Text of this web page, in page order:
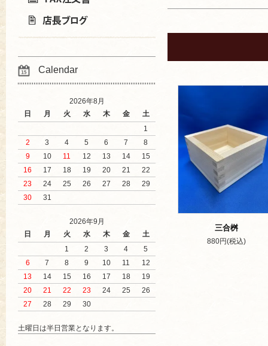
三合桝
880円(税込)
Calendar
2026年8月
日
月 火 水 木 金
土
1
2
3 4 5 6 7
8
9
10 11 12 13 14
15
16
17 18 19 20 21
22
23
24 25 26 27 28
29
30
31
2026年9月
日
月 火 水 木 金
土
1
2 3 4
5
6
7 8 9 10 11
12
13
14 15 16 17 18
19
20
21 22 23 24 25
26
27
28 29 30
土曜日は半日営業となります。